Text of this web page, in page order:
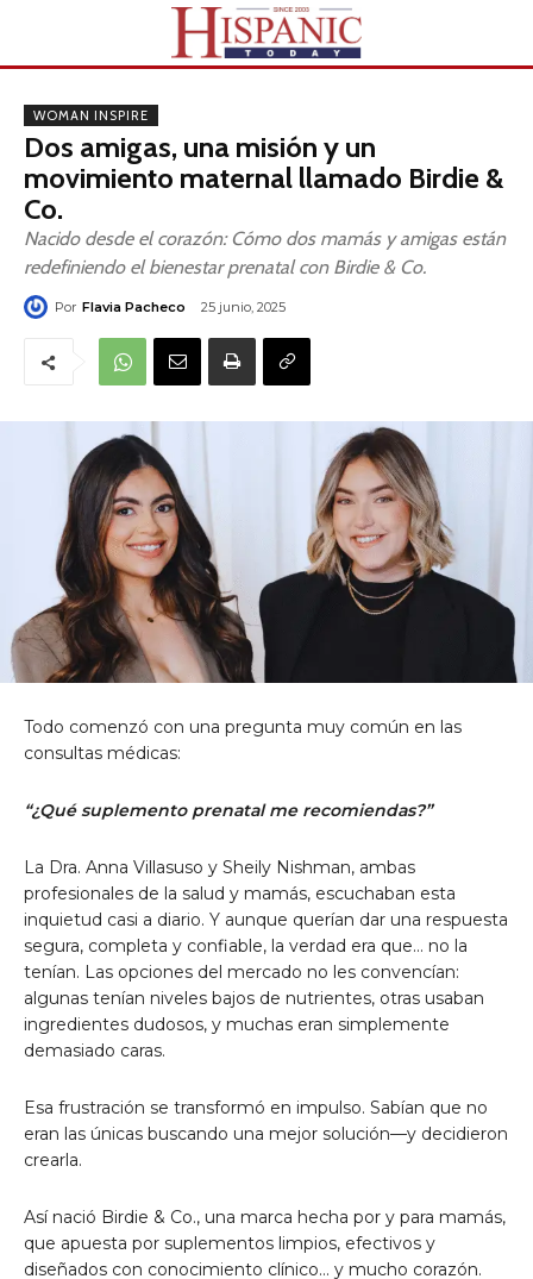
WOMAN INSPIRE
Dos amigas, una misión y un
movimiento maternal llamado Birdie &
Co.
Nacido desde el corazón: Cómo dos mamás y amigas están
redefiniendo el bienestar prenatal con Birdie & Co.
Por Flavia Pacheco 25 junio, 2025
Todo comenzó con una pregunta muy común en las
consultas médicas:
“¿Qué suplemento prenatal me recomiendas?”
La Dra. Anna Villasuso y Sheily Nishman, ambas
profesionales de la salud y mamás, escuchaban esta
inquietud casi a diario. Y aunque querían dar una respuesta
segura, completa y confiable, la verdad era que… no la
tenían. Las opciones del mercado no les convencían:
algunas tenían niveles bajos de nutrientes, otras usaban
ingredientes dudosos, y muchas eran simplemente
demasiado caras.
Esa frustración se transformó en impulso. Sabían que no
eran las únicas buscando una mejor solución—y decidieron
crearla.
Así nació Birdie & Co., una marca hecha por y para mamás,
que apuesta por suplementos limpios, efectivos y
diseñados con conocimiento clínico… y mucho corazón.